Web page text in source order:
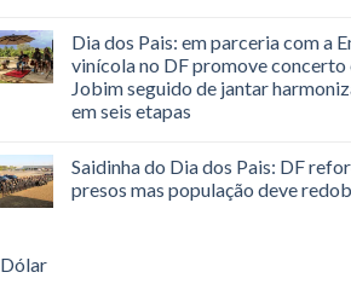
Dia dos Pais: em parceria com a
vinícola no DF promove concerto
Jobim seguido de jantar
em seis etapas
Saidinha do Dia dos Pais: DF
presos mas população deve
Dólar